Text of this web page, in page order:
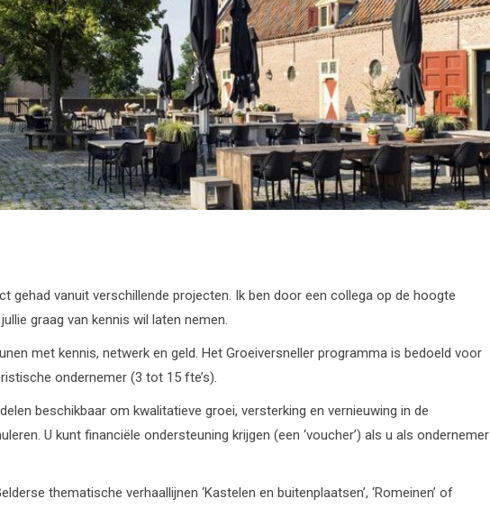
gehad vanuit verschillende projecten. Ik ben door een collega op de hoogte
graag van kennis wil laten nemen.
met kennis, netwerk en geld. Het Groeiversneller programma is bedoeld voor
ondernemer (3 tot 15 fte’s).
beschikbaar om kwalitatieve groei, versterking en vernieuwing in de
U kunt financiële ondersteuning krijgen (een ‘voucher’) als u als ondernemer
thematische verhaallijnen ‘Kastelen en buitenplaatsen’, ‘Romeinen’ of